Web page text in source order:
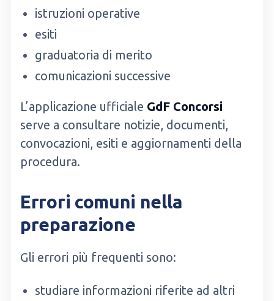
istruzioni operative
esiti
graduatoria di merito
comunicazioni successive
L’applicazione ufficiale GdF Concorsi
serve a consultare notizie, documenti,
convocazioni, esiti e aggiornamenti della
procedura.
Errori comuni nella
preparazione
Gli errori più frequenti sono:
studiare informazioni riferite ad altri